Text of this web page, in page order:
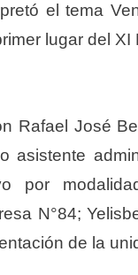
el tema
lugar del
Rafael José
asistente
por
N°84;
de la